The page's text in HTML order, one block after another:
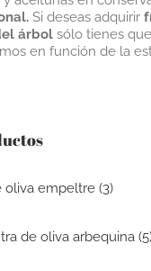
Si deseas adquirir
árbolsólo tienes
en función de la
empeltre (3)
de oliva arbequina